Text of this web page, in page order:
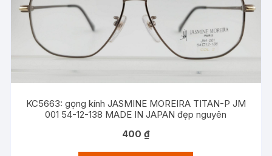
KC5663: gọng kính JASMINE MOREIRA TITAN-P JM
001 54-12-138 MADE IN JAPAN đẹp nguyên
400₫